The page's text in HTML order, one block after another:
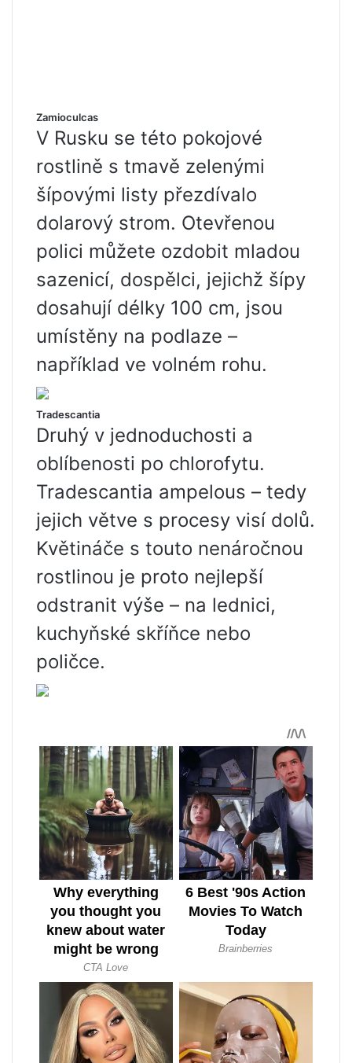
Zamioculcas
V Rusku se této pokojové
rostlině s tmavě zelenými
šípovými listy přezdívalo
dolarový strom. Otevřenou
polici můžete ozdobit mladou
sazenicí, dospělci, jejichž šípy
dosahují délky 100 cm, jsou
umístěny na podlaze –
například ve volném rohu.
Tradescantia
Druhý v jednoduchosti a
oblíbenosti po chlorofytu.
Tradescantia ampelous – tedy
jejich větve s procesy visí dolů.
Květináče s touto nenáročnou
rostlinou je proto nejlepší
odstranit výše – na lednici,
kuchyňské skříňce nebo
poličce.